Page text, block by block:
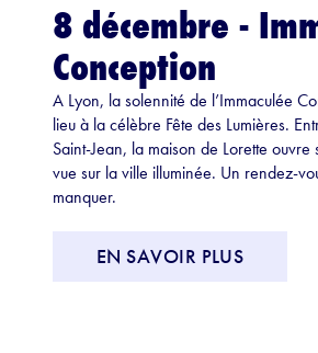
8 décembre -
Conception
A Lyon, la solennité de l’Immaculée
lieu à la célèbre Fête des Lumières.
Saint-Jean, la maison de Lorette
vue sur la ville illuminée. Un rendez-
manquer.
EN SAVOIR PLUS